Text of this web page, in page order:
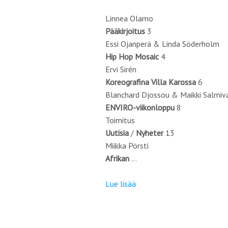
Linnea Olamo
Pääkirjoitus 3
Essi Ojanperä & Linda Söderholm
Hip Hop Mosaic 4
Ervi Sirén
Koreografina Villa Karossa 6
Blanchard Djossou & Maikki
ENVIRO-viikonloppu 8
Toimitus
Uutisia / Nyheter13
Miikka Pörsti
Afrikan …
Lue lisää